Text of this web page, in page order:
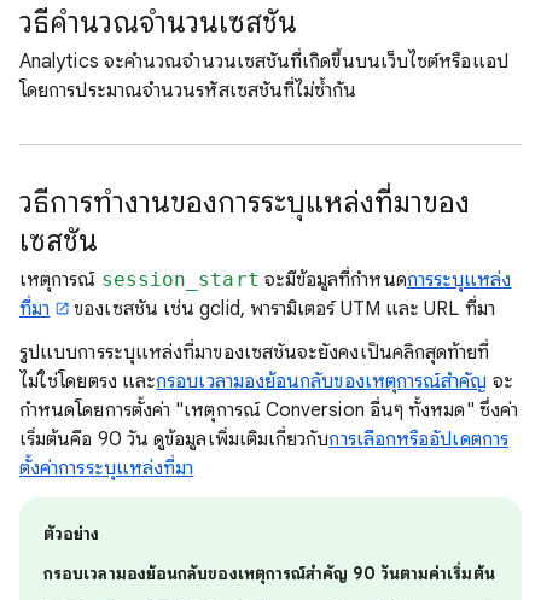
วิธีคํานวณจํานวนเซสชัน
Analytics จะคํานวณจํานวนเซสชันที่เกิดขึ้นบนเว็บไซต์หรือแอป
โดยการประมาณจํานวนรหัสเซสชันที่ไม่ซ้ำกัน
วิธีการทำงานของการระบุแหล่งที่มาของ
เซสชัน
เหตุการณ์ session_start จะมีข้อมูลที่กำหนดการระบุแหล่ง
ที่มา
ของเซสชัน เช่น gclid, พารามิเตอร์ UTM และ URL ที่มา
รูปแบบการระบุแหล่งที่มาของเซสชันจะยังคงเป็นคลิกสุดท้ายที่
ไม่ใช่โดยตรง และกรอบเวลามองย้อนกลับของเหตุการณ์สำคัญ จะ
กำหนดโดยการตั้งค่า "เหตุการณ์ Conversion อื่นๆ ทั้งหมด" ซึ่งค่า
เริ่มต้นคือ 90 วัน ดูข้อมูลเพิ่มเติมเกี่ยวกับการเลือกหรืออัปเดตการ
ตั้งค่าการระบุแหล่งที่มา
ตัวอย่าง
กรอบเวลามองย้อนกลับของเหตุการณ์สำคัญ 90 วันตามค่าเริ่มต้น